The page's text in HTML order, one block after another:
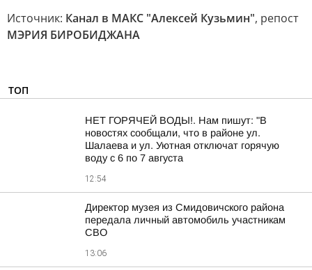
Источник: Канал в МАКС "Алексей Кузьмин", репост
МЭРИЯ БИРОБИДЖАНА
ТОП
НЕТ ГОРЯЧЕЙ ВОДЫ!. Нам пишут: "В
новостях сообщали, что в районе ул.
Шалаева и ул. Уютная отключат горячую
воду с 6 по 7 августа
12:54
Директор музея из Смидовичского района
передала личный автомобиль участникам
СВО
13:06